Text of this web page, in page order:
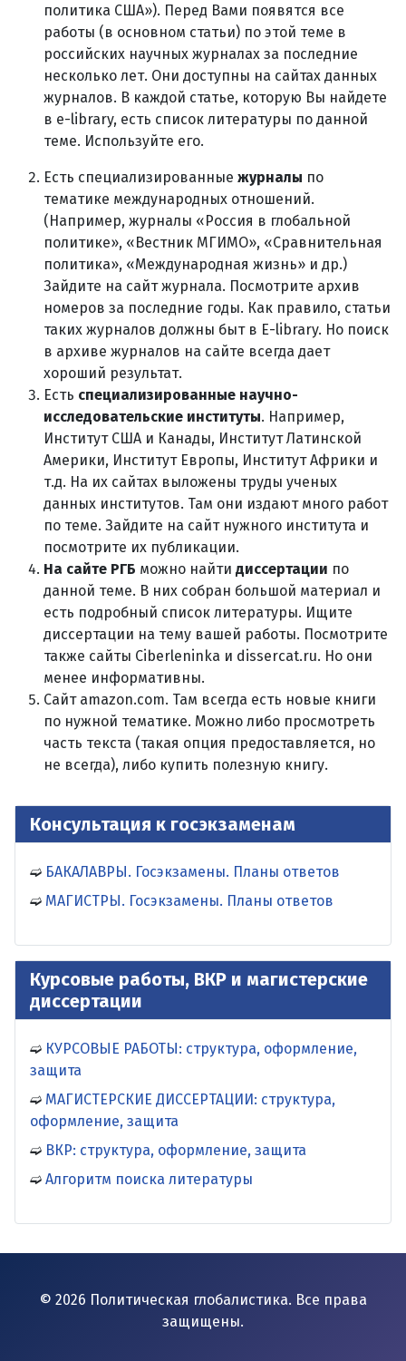
Консультация к госэкзаменам
БАКАЛАВРЫ. Госэкзамены. Планы ответов
МАГИСТРЫ. Госэкзамены. Планы ответов
Курсовые работы, ВКР и магистерские
диссертации
КУРСОВЫЕ РАБОТЫ: структура, оформление,
защита
МАГИСТЕРСКИЕ ДИССЕРТАЦИИ: структура,
оформление, защита
ВКР: структура, оформление, защита
Алгоритм поиска литературы
политика США»). Перед Вами появятся все
работы (в основном статьи) по этой теме в
российских научных журналах за последние
несколько лет. Они доступны на сайтах данных
журналов. В каждой статье, которую Вы найдете
в е-library, есть список литературы по данной
теме. Используйте его.
Есть специализированные журналы по
тематике международных отношений.
(Например, журналы «Россия в глобальной
политике», «Вестник МГИМО», «Сравнительная
политика», «Международная жизнь» и др.)
Зайдите на сайт журнала. Посмотрите архив
номеров за последние годы. Как правило, статьи
таких журналов должны быт в Е-library. Но поиск
в архиве журналов на сайте всегда дает
хороший результат.
Есть специализированные научно-
исследовательские институты. Например,
Институт США и Канады, Институт Латинской
Америки, Институт Европы, Институт Африки и
т.д. На их сайтах выложены труды ученых
данных институтов. Там они издают много работ
по теме. Зайдите на сайт нужного института и
посмотрите их публикации.
На сайте РГБ можно найти диссертации по
данной теме. В них собран большой материал и
есть подробный список литературы. Ищите
диссертации на тему вашей работы. Посмотрите
также сайты Ciberleninka и dissercat.ru. Но они
менее информативны.
Сайт amazon.com. Там всегда есть новые книги
по нужной тематике. Можно либо просмотреть
часть текста (такая опция предоставляется, но
не всегда), либо купить полезную книгу.
© 2026 Политическая глобалистика. Все права
защищены.